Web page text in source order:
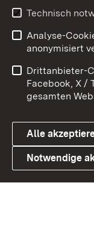
Youtube
Link zum
Datenschutz
Technisch
Analyse-
anonymisiert
Drittanbieter-
Facebook, X /
gesamten
Alle
Notwendige